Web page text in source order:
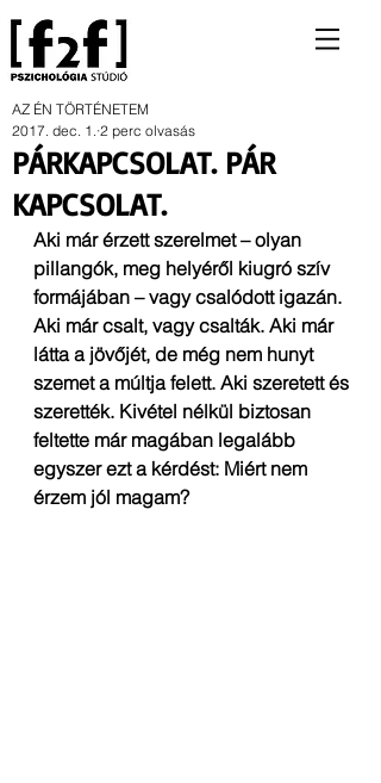
PÁRKAPCSOLAT. PÁR
KAPCSOLAT.
AZ ÉN TÖRTÉNETEM
2017. dec. 1. 2 perc olvasás
Aki már érzett szerelmet – olyan
pillangók, meg helyéről kiugró szív
formájában – vagy csalódott igazán.
Aki már csalt, vagy csalták. Aki már
látta a jövőjét, de még nem hunyt
szemet a múltja felett. Aki szeretett és
szerették. Kivétel nélkül biztosan
feltette már magában legalább
egyszer ezt a kérdést: Miért nem
érzem jól magam?